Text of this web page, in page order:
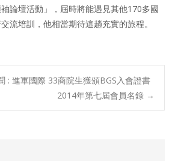
論壇活動」，屆時將能遇見其他170多國
流培訓，他相當期待這趟充實的旅程。
: 進軍國際 33商院生獲頒BGS入會證書
2014年第七屆會員名錄 →